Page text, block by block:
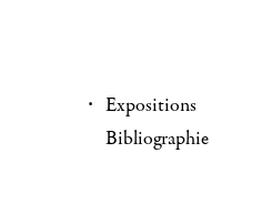
Expositions
Bibliographie